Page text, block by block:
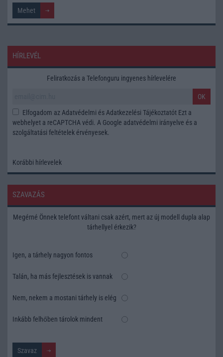
HÍRLEVÉL
Feliratkozás a Telefonguru ingyenes hírlevelére
OK
Elfogadom az Adatvédelmi és Adatkezelési Tájékoztatót Ezt a
webhelyet a reCAPTCHA védi. A Google adatvédelmi irányelve és a
szolgáltatási feltételek érvényesek.
Korábbi hírlevelek
SZAVAZÁS
Megérné Önnek telefont váltani csak azért, mert az új modell dupla alap
tárhellyel érkezik?
Igen, a tárhely nagyon fontos
Talán, ha más fejlesztések is vannak
Nem, nekem a mostani tárhely is elég
Inkább felhőben tárolok mindent